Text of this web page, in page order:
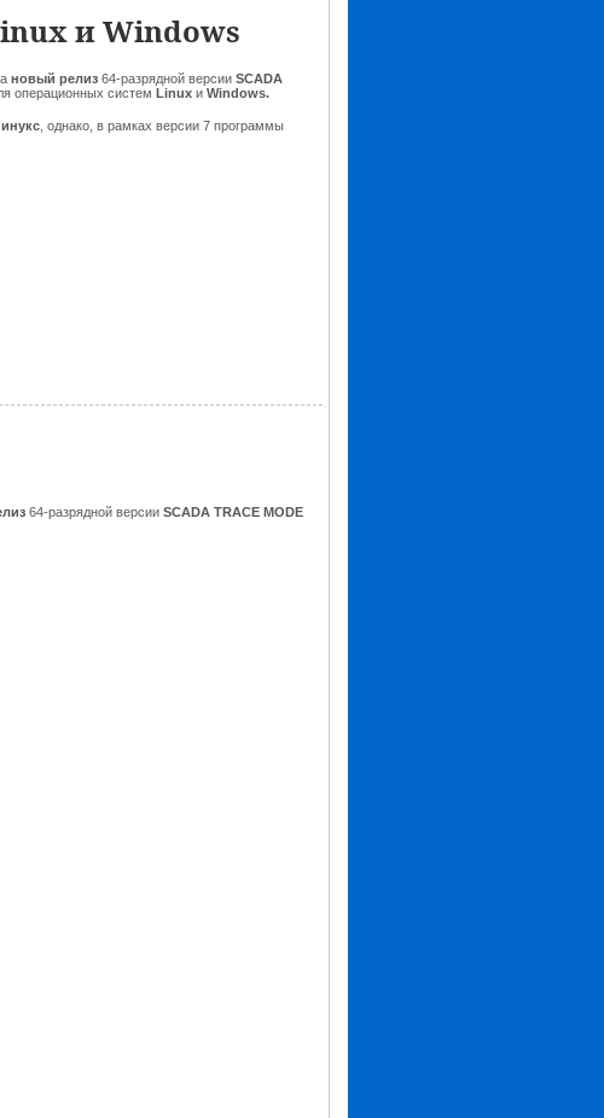
и Windows
новый релиз 64-разрядной версии SCADA
операционных систем Linux и Windows.
, однако, в рамках версии 7 программы
64-разрядной версии SCADA TRACE MODE